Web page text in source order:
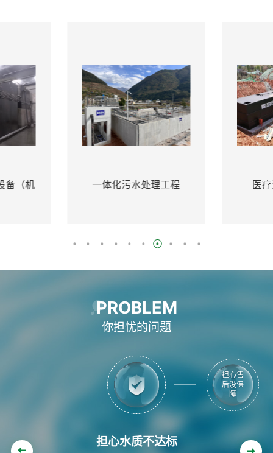
工程 医疗污水处理设备 地
PROBLEM
你担忧的问题
担心价
格不实
惠
担心售后没保障